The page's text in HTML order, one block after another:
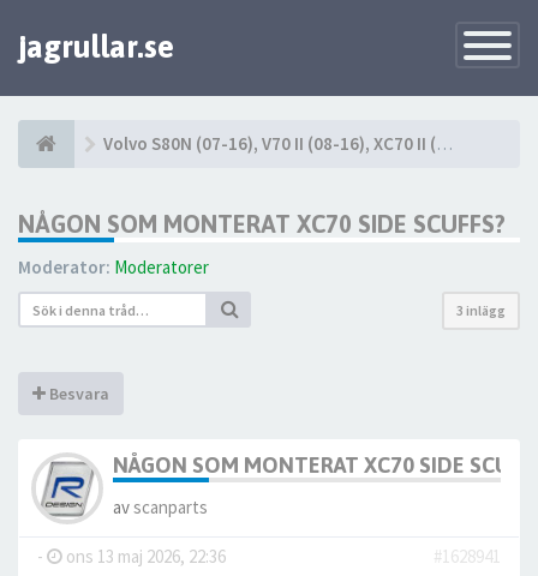
Toggle
jagrullar.se
Volvo S80N (07-16), V70 II (08-16), XC70 II (08-16)
NÅGON SOM MONTERAT XC70 SIDE SCUFFS?
Moderator: Moderatorer
3 inlägg
Besvara
NÅGON SOM MONTERAT XC70 SIDE
avscanparts
- ons 13 maj 2026, 22:36
#1628941